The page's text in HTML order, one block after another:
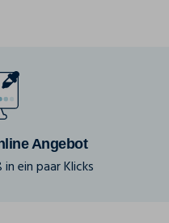
Angebot
ein paar Klicks